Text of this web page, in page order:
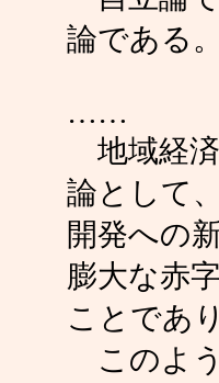
論である
……
地域経済
論として
開発への
膨大な赤
ことであ
このよ